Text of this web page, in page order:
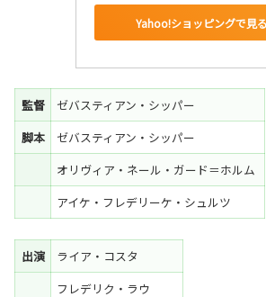
Yahoo!ショッピングで見る
監督
ゼバスティアン・シッパー
脚本
ゼバスティアン・シッパー
オリヴィア・ネール・ガード＝ホルム
アイケ・フレデリーケ・シュルツ
出演
ライア・コスタ
フレデリク・ラウ